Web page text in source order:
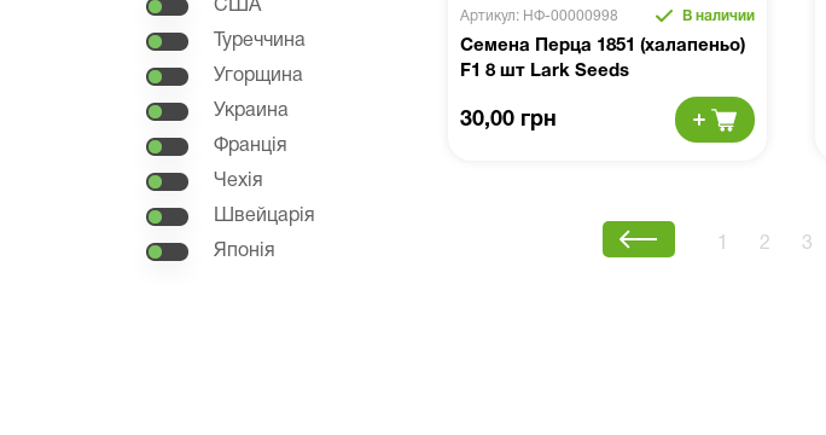
США
Туреччина
Угорщина
Украина
Франція
Чехія
Швейцарія
Японія
Артикул: НФ-00000998 В наличии
Семена Перца 1851 (халапеньо)
F1 8 шт Lark Seeds
30,00 грн
2 3